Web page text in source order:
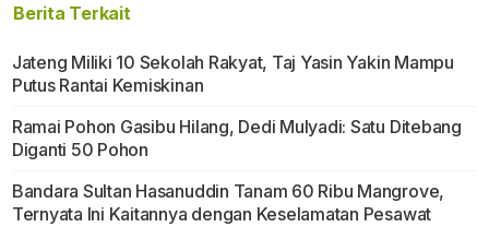
Berita Terkait
Jateng Miliki 10 Sekolah Rakyat, Taj Yasin Yakin Mampu
Putus Rantai Kemiskinan
Ramai Pohon Gasibu Hilang, Dedi Mulyadi: Satu Ditebang
Diganti 50 Pohon
Bandara Sultan Hasanuddin Tanam 60 Ribu Mangrove,
Ternyata Ini Kaitannya dengan Keselamatan Pesawat